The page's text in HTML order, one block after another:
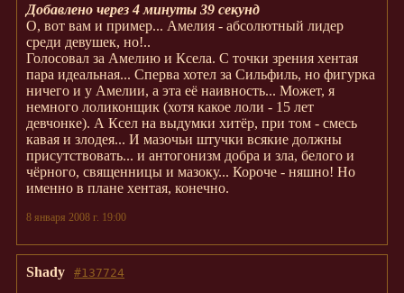
Добавлено через 4 минуты 39 секунд
О, вот вам и пример... Амелия - абсолютный лидер
среди девушек, но!..
Голосовал за Амелию и Ксела. С точки зрения хентая
пара идеальная... Сперва хотел за Сильфиль, но фигурка
ничего и у Амелии, а эта её наивность... Может, я
немного лоликонщик (хотя какое лоли - 15 лет
девчонке). А Ксел на выдумки хитёр, при том - смесь
кавая и злодея... И мазочьи штучки всякие должны
присутствовать... и антогонизм добра и зла, белого и
чёрного, священницы и мазоку... Короче - няшно! Но
именно в плане хентая, конечно.
8 января 2008 г. 19:00
#137724
Shady